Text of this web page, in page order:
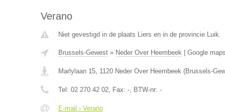
Verano
Niet gevestigd in de plaats Liers en in de provincie Luik.
Brussels-Gewest» Neder Over Heembeek| Google maps
Marlylaan 15, 1120 Neder Over Heembeek(Brussels-
Tel: 02 270 42 02, Fax: -, BTW-nr: -
E-mail › Verano